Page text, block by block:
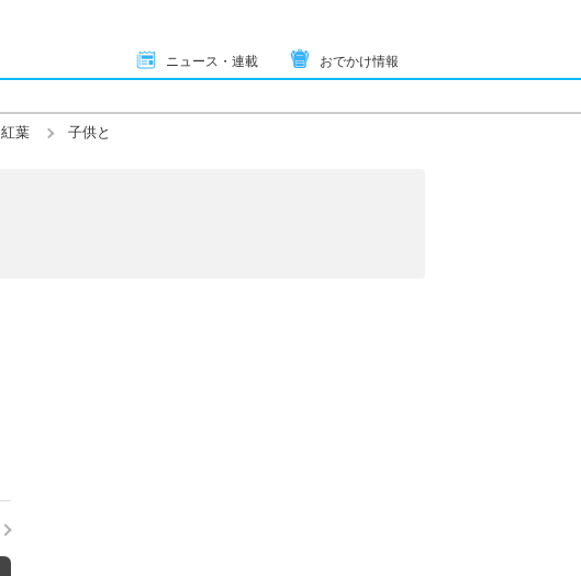
ニュース・連載 おでかけ情報
紅葉 子供と